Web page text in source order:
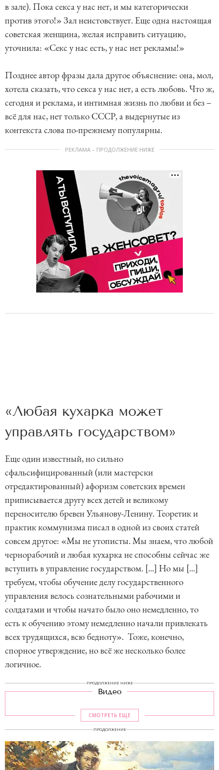
в зале). Пока секса у нас нет, и мы категорически
против этого!» Зал неистовствует. Еще одна настоящая
советская женщина, желая исправить ситуацию,
уточнила: «Секс у нас есть, у нас нет рекламы!»
Позднее автор фразы дала другое объяснение: она, мол,
хотела сказать, что секса у нас нет, а есть любовь. Что ж,
сегодня и реклама, и интимная жизнь по любви и без –
всё для нас, нет только СССР, а выдернутые из
контекста слова по-прежнему популярны.
РЕКЛАМА – ПРОДОЛЖЕНИЕ НИЖЕ
«Любая кухарка может
управлять государством»
Еще один известный, но сильно
сфальсифицированный (или мастерски
отредактированный) афоризм советских времен
приписывается другу всех детей и великому
переносителю бревен Ульянову-Ленину. Теоретик и
практик коммунизма писал в одной из своих статей
совсем другое: «Мы не утописты. Мы знаем, что любой
чернорабочий и любая кухарка не способны сейчас же
вступить в управление государством. [...] Но мы [...]
требуем, чтобы обучение делу государственного
управления велось сознательными рабочими и
солдатами и чтобы начато было оно немедленно, то
есть к обучению этому немедленно начали привлекать
всех трудящихся, всю бедноту». Тоже, конечно,
спорное утверждение, но всё же несколько более
логичное.
ПРОДОЛЖЕНИЕ НИЖЕ
Видео
СМОТРЕТЬ ЕЩЕ
ПРОДОЛЖЕНИЕ